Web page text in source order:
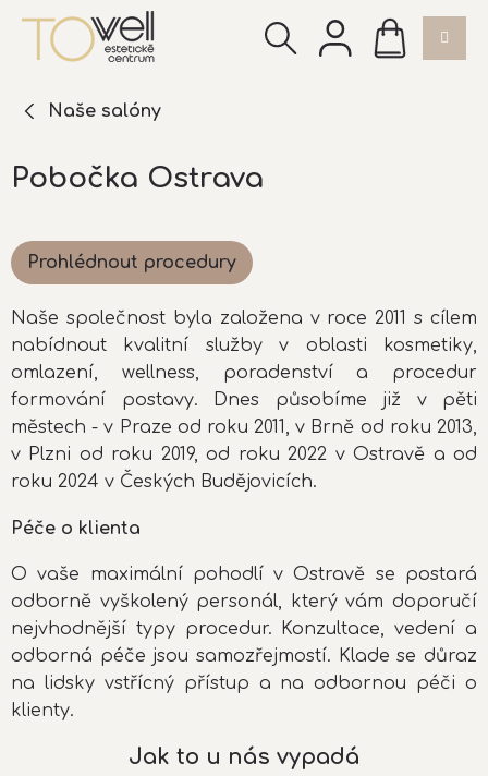
obsah
NÁKUPNÍ
KOŠÍK
Naše salóny
Pobočka Ostrava
Prohlédnout procedury
Naše společnost byla založena v roce 2011 s cílem
nabídnout kvalitní služby v oblasti kosmetiky,
omlazení, wellness, poradenství a procedur
formování postavy. Dnes působíme již v pěti
městech - v Praze od roku 2011, v Brně od roku 2013,
v Plzni od roku 2019, od roku 2022 v Ostravě a od
roku 2024 v Českých Budějovicích.
Péče o klienta
O vaše maximální pohodlí v Ostravě se postará
odborně vyškolený personál, který vám doporučí
nejvhodnější typy procedur. Konzultace, vedení a
odborná péče jsou samozřejmostí. Klade se důraz
na lidsky vstřícný přístup a na odbornou péči o
klienty.
Jak to u nás vypadá